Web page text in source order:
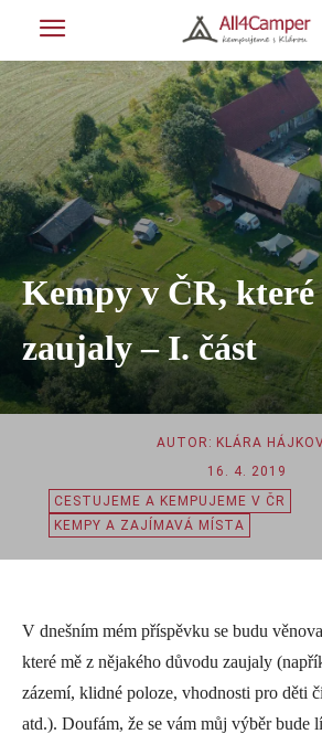
Kempy v ČR, které
zaujaly – I. část
AUTOR: KLÁRA
16. 4. 2019
CESTUJEME A KEMPUJEME V ČR
KEMPY A ZAJÍMAVÁ MÍSTA
V dnešním mém příspěvku se budu
které mě z nějakého důvodu zaujaly
zázemí, klidné poloze, vhodnosti pro děti
atd.). Doufám, že se vám můj výběr bude